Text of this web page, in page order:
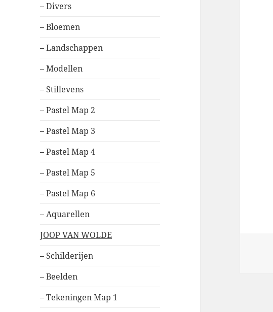
– Divers
– Bloemen
– Landschappen
– Modellen
– Stillevens
– Pastel Map 2
– Pastel Map 3
– Pastel Map 4
– Pastel Map 5
– Pastel Map 6
– Aquarellen
JOOP VAN WOLDE
– Schilderijen
– Beelden
– Tekeningen Map 1